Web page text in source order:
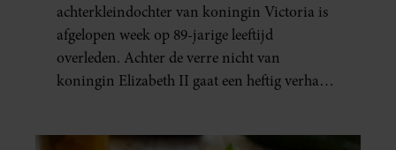
achterkleindochter van koningin Victoria is
afgelopen week op 89-jarige leeftijd
overleden. Achter de verre nicht van
koningin Elizabeth II gaat een heftig verhaal